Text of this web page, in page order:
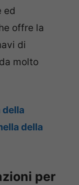
ed
offre la
di
molto
della
per